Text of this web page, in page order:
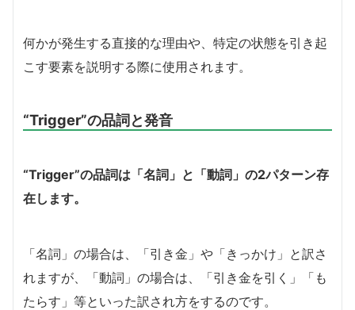
何かが発生する直接的な理由や、特定の状態を引き起
こす要素を説明する際に使用されます。
“Trigger”の品詞と発音
“Trigger”の品詞は「名詞」と「動詞」の2パターン存
在します。
「名詞」の場合は、「引き金」や「きっかけ」と訳さ
れますが、「動詞」の場合は、「引き金を引く」「も
たらす」等といった訳され方をするのです。